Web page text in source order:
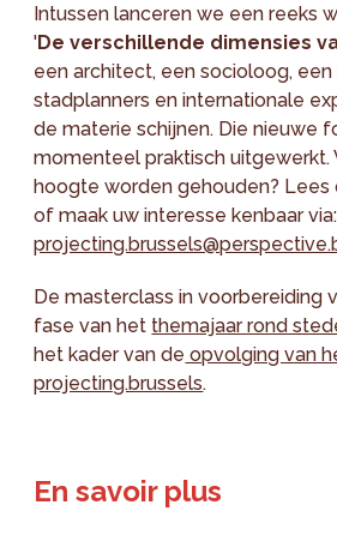
Intussen lanceren we een reeks
'De verschillende dimensies
een architect, een socioloog,
stadplanners en internationale
de materie schijnen. Die nieuwe
momenteel praktisch uitgewerkt.
hoogte worden gehouden? Lees
of maak uw interesse kenbaar via:
De masterclass in voorbereiding
fase van het themajaar rond
het kader van de opvolging van
projecting.brussels.
En savoir plus